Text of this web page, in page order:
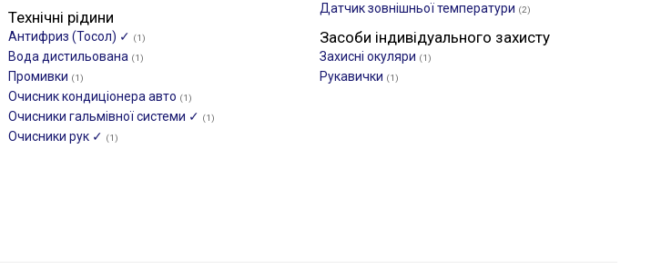
Датчик зовнішньої температури (2)
Технічні рідини
Антифриз (Тосол) ✓ (1)
Вода дистильована (1)
Промивки (1)
Очисник кондиціонера авто (1)
Очисники гальмівної системи ✓ (1)
Очисники рук ✓ (1)
Засоби індивідуального захисту
Захисні окуляри (1)
Рукавички (1)